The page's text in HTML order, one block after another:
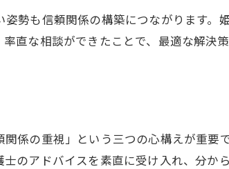
弁護士利用のポイント
勢も信頼関係の構築につながります。
直な相談ができたことで、最適な解決
係の重視」という三つの心構えが重要
のアドバイスを素直に受け入れ、分か